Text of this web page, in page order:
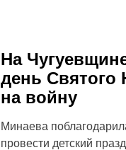
На
день Святого
на войну
Минаева
провести детский